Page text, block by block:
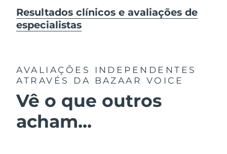
Resultados clínicos e avaliações de
especialistas
AVALIAÇÕES INDEPENDENTES
ATRAVÉS DA BAZAAR VOICE
Vê o que outros
acham...